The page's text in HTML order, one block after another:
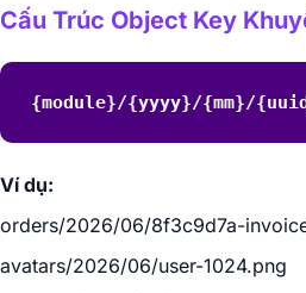
Cấu Trúc Object Key
{module}/{yyyy}/{mm}/
Ví dụ:
orders/2026/06/8f3c9d7a-
avatars/2026/06/user-1024.png